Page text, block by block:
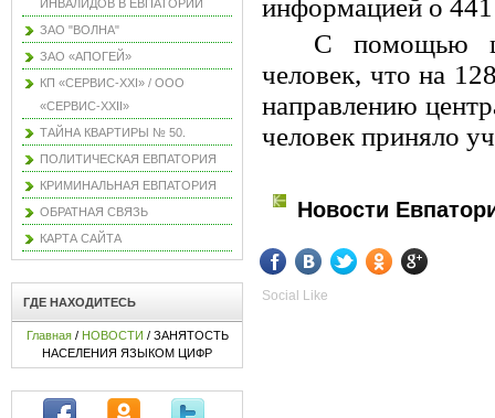
ИНВАЛИДОВ В ЕВПАТОРИИ
ЗАО "ВОЛНА"
ЗАО «АПОГЕЙ»
КП «СЕРВИС-XXI» / ООО
«СЕРВИС-XXII»
ТАЙНА КВАРТИРЫ № 50.
ПОЛИТИЧЕСКАЯ ЕВПАТОРИЯ
КРИМИНАЛЬНАЯ ЕВПАТОРИЯ
ОБРАТНАЯ СВЯЗЬ
КАРТА САЙТА
ГДЕ НАХОДИТЕСЬ
Главная/ НОВОСТИ / ЗАНЯТОСТЬ
НАСЕЛЕНИЯ ЯЗЫКОМ ЦИФР
информацией о 441
С помощью
человек, что на
направлению
человек приняло
Новости
Social Like